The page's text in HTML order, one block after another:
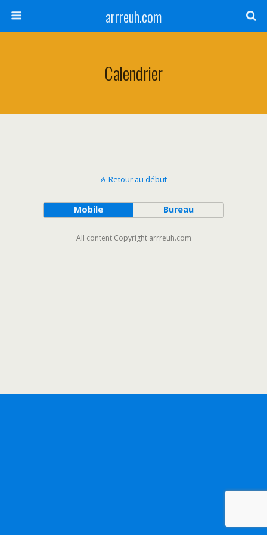
arrreuh.com
Calendrier
Retour au début
Mobile Bureau
All content Copyright arrreuh.com